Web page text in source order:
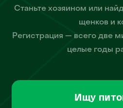
Станьте хозяином или
щенков и
Регистрация — всего две
целые годы
Ищу